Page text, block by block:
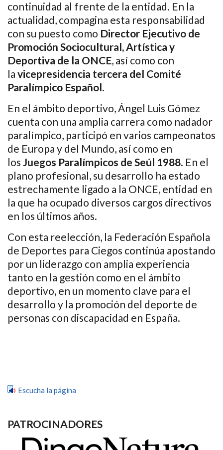
continuidad al frente de la entidad. En la
actualidad, compagina esta responsabilidad
con su puesto como Director Ejecutivo de
Promoción Sociocultural, Artística y
Deportiva de la ONCE, así como con
la vicepresidencia tercera del Comité
Paralímpico Español.
En el ámbito deportivo, Ángel Luis Gómez
cuenta con una amplia carrera como nadador
paralímpico, participó en varios campeonatos
de Europa y del Mundo, así como en
los Juegos Paralímpicos de Seúl 1988. En el
plano profesional, su desarrollo ha estado
estrechamente ligado a la ONCE, entidad en
la que ha ocupado diversos cargos directivos
en los últimos años.
Con esta reelección, la Federación Española
de Deportes para Ciegos continúa apostando
por un liderazgo con amplia experiencia
tanto en la gestión como en el ámbito
deportivo, en un momento clave para el
desarrollo y la promoción del deporte de
personas con discapacidad en España.
Escucha la página
PATROCINADORES